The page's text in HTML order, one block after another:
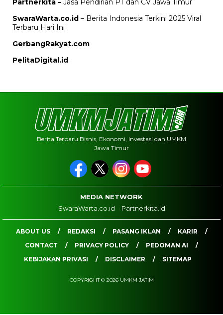
Partnerkita – Jasa Pendirian PT dan CV Jawa Timur
SwaraWarta.co.id – Berita Indonesia Terkini 2025 Viral
Terbaru Hari Ini
GerbangRakyat.com
PelitaDigital.id
Berita Terbaru Bisnis, Ekonomi, Investasi dan UMKM
Jawa Timur
MEDIA NETWORK
SwaraWarta.co.id
Partnerkita.id
ABOUT US REDAKSI PASANG IKLAN
KARIR
CONTACT
PRIVACY POLICY
PEDOMAN AI
KEBIJAKAN PRIVASI
DISCLAIMER SITEMAP
COPYRIGHT © 2026 UMKM JATIM